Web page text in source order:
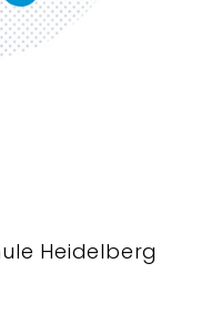
Heidelberg